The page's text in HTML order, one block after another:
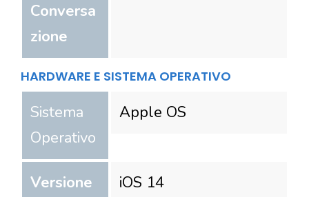
Conversa
zione
HARDWARE E SISTEMA OPERATIVO
Sistema
Operativo
Apple OS
Versione
iOS 14